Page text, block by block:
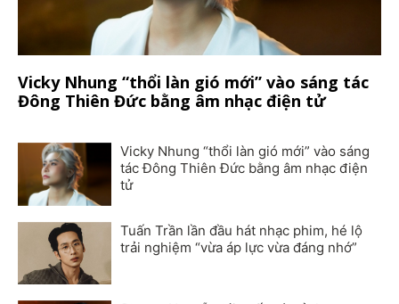
Vicky Nhung “thổi làn gió mới” vào sáng tác
Đông Thiên Đức bằng âm nhạc điện tử
Vicky Nhung “thổi làn gió mới” vào sáng
tác Đông Thiên Đức bằng âm nhạc điện
tử
Tuấn Trần lần đầu hát nhạc phim, hé lộ
trải nghiệm “vừa áp lực vừa đáng nhớ”